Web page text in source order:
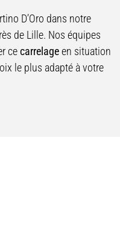
D’Oro dans notre
de Lille. Nos équipes
cecarrelageen situation
le plus adapté à votre